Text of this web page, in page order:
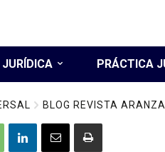
PRÁCTICA
BLOG REVISTA